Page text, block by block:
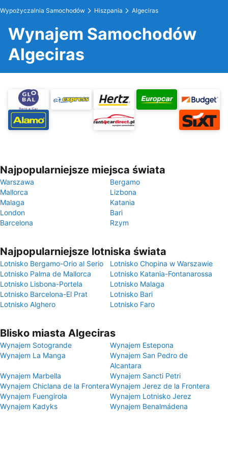
Wypożyczalnia Samochodów Hiszpania Algeciras
Wynajem Samochodów
Algeciras
Najpopularniejsze miejsca świata
Warszawa
Bergamo
Mallorca
Lizbona
Malaga
Katania
London
Bari
Barcelona
Rzym
Najpopularniejsze lotniska świata
Lotnisko Bergamo-Orio al Serio
Lotnisko Chopina w Warszawie
Lotnisko Palma de Mallorca
Lotnisko Katania-Fontanarossa
Lotnisko Lisbona-Portela
Lotnisko Malaga
Lotnisko Barcelona-El Prat
Lotnisko Bari
Lotnisko Alghero
Lotnisko Faro
Blisko miasta Algeciras
Wynajem Sotogrande
Wynajem Estepona
Wynajem La Manga
Wynajem San Pedro de
Alcantara
Wynajem Marbella
Wynajem Sancti Petri
Wynajem Chiclana de la FronteraWynajem Jerez de la Frontera
Wynajem Fuengirola
Wynajem Lotnisko Jerez
Wynajem Kadyks
Wynajem Benalmádena